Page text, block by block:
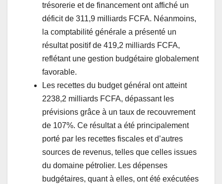
trésorerie et de financement ont affiché un
déficit de 311,9 milliards FCFA. Néanmoins,
la comptabilité générale a présenté un
résultat positif de 419,2 milliards FCFA,
reflétant une gestion budgétaire globalement
favorable.
Les recettes du budget général ont atteint
2238,2 milliards FCFA, dépassant les
prévisions grâce à un taux de recouvrement
de 107%. Ce résultat a été principalement
porté par les recettes fiscales et d’autres
sources de revenus, telles que celles issues
du domaine pétrolier. Les dépenses
budgétaires, quant à elles, ont été exécutées